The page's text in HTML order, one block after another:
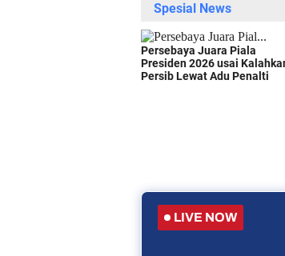
LIVE NOW